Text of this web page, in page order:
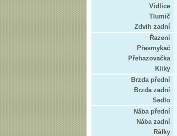
Vidlice
Tlumič
Zdvih zadní
Řazení
Přesmykač
Přehazovačka
Kliky
Brzda přední
Brzda zadní
Sedlo
Nába přední
Nába zadní
Ráfky